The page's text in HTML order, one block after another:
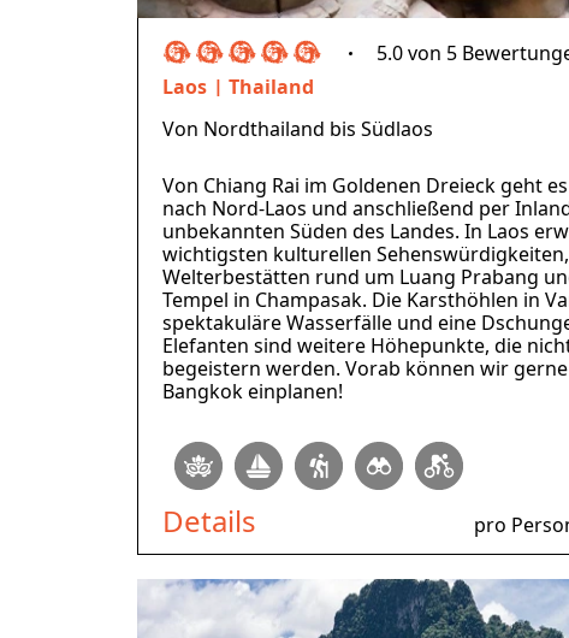
5.0 von 5
Laos
Thailand
Von Nordthailand bis Südlaos
Von Chiang Rai im Goldenen Dreieck geht
nach Nord-Laos und anschließend per
unbekannten Süden des Landes. In Laos
wichtigsten kulturellen Sehenswürdigkeiten,
Welterbestätten rund um Luang Prabang
Tempel in Champasak. Die Karsthöhlen in
spektakuläre Wasserfälle und eine
Elefanten sind weitere Höhepunkte, die
begeistern werden. Vorab können wir
Bangkok einplanen!
Details pro